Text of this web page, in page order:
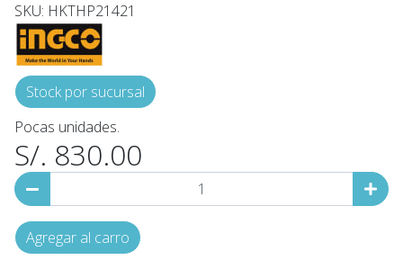
SKU: HKTHP21421
Stock por sucursal
Pocas unidades.
S/. 830.00
Agregar al carro